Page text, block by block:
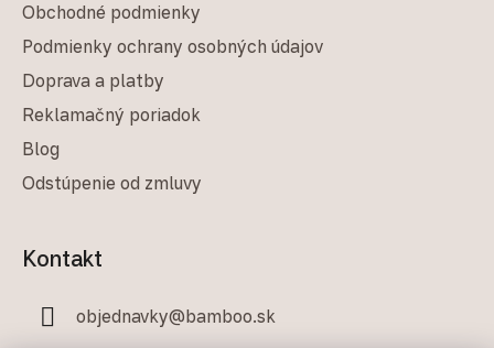
Obchodné podmienky
Podmienky ochrany osobných údajov
Doprava a platby
Reklamačný poriadok
Blog
Odstúpenie od zmluvy
Kontakt
objednavky@bamboo.sk